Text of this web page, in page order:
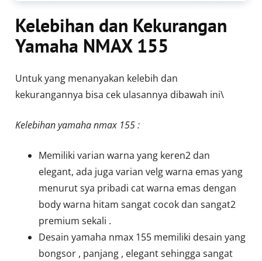
Kelebihan dan Kekurangan
Yamaha NMAX 155
Untuk yang menanyakan kelebih dan
kekurangannya bisa cek ulasannya dibawah ini\
Kelebihan yamaha nmax 155 :
Memiliki varian warna yang keren2 dan
elegant, ada juga varian velg warna emas yang
menurut sya pribadi cat warna emas dengan
body warna hitam sangat cocok dan sangat2
premium sekali .
Desain yamaha nmax 155 memiliki desain yang
bongsor , panjang , elegant sehingga sangat